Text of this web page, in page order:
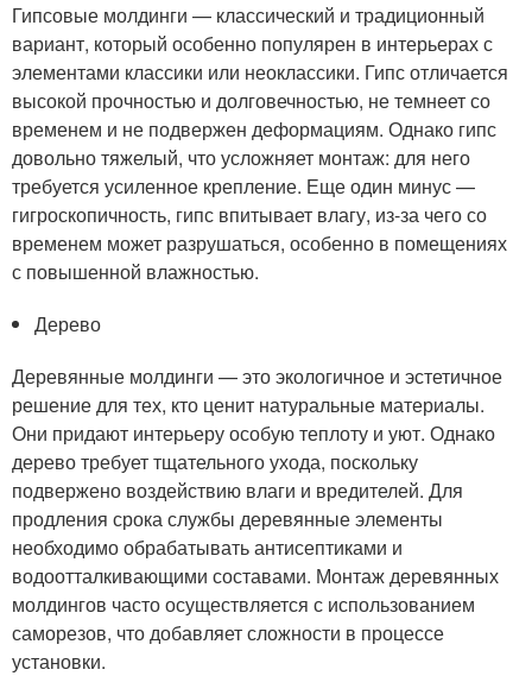
Гипсовые молдинги — классический и традиционный
вариант, который особенно популярен в интерьерах с
элементами классики или неоклассики. Гипс отличается
высокой прочностью и долговечностью, не темнеет со
временем и не подвержен деформациям. Однако гипс
довольно тяжелый, что усложняет монтаж: для него
требуется усиленное крепление. Еще один минус —
гигроскопичность, гипс впитывает влагу, из-за чего со
временем может разрушаться, особенно в помещениях
с повышенной влажностью.
Дерево
Деревянные молдинги — это экологичное и эстетичное
решение для тех, кто ценит натуральные материалы.
Они придают интерьеру особую теплоту и уют. Однако
дерево требует тщательного ухода, поскольку
подвержено воздействию влаги и вредителей. Для
продления срока службы деревянные элементы
необходимо обрабатывать антисептиками и
водоотталкивающими составами. Монтаж деревянных
молдингов часто осуществляется с использованием
саморезов, что добавляет сложности в процессе
установки.